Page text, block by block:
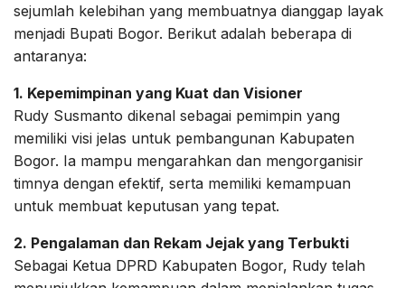
sejumlah kelebihan yang membuatnya dianggap layak
menjadi Bupati Bogor. Berikut adalah beberapa di
antaranya:
1. Kepemimpinan yang Kuat dan Visioner
Rudy Susmanto dikenal sebagai pemimpin yang
memiliki visi jelas untuk pembangunan Kabupaten
Bogor. Ia mampu mengarahkan dan mengorganisir
timnya dengan efektif, serta memiliki kemampuan
untuk membuat keputusan yang tepat.
2. Pengalaman dan Rekam Jejak yang Terbukti
Sebagai Ketua DPRD Kabupaten Bogor, Rudy telah